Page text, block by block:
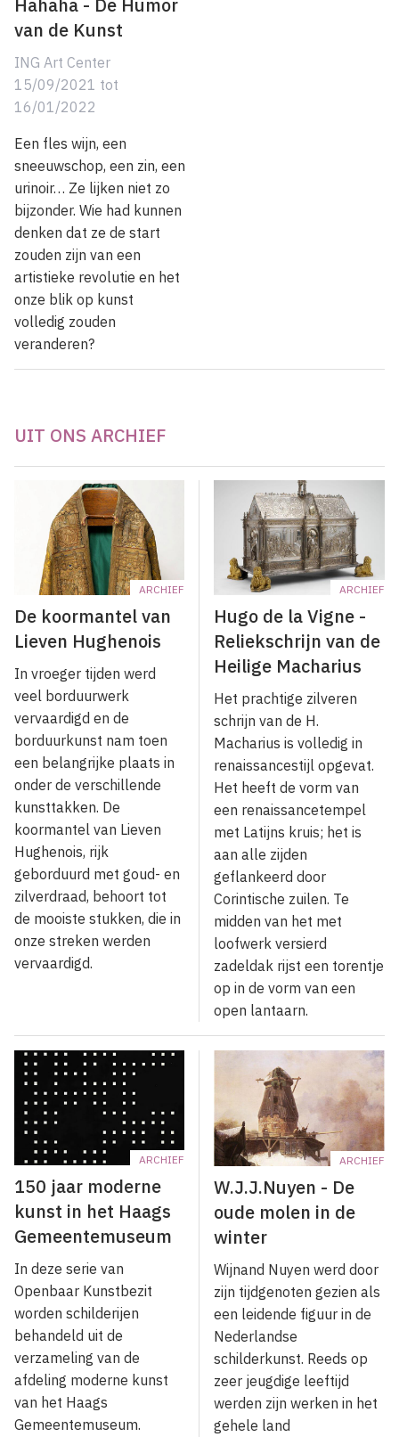
van de Kunst
ING Art Center
15/09/2021 tot
16/01/2022
Een fles wijn, een
sneeuwschop, een zin, een
urinoir… Ze lijken niet zo
bijzonder. Wie had kunnen
denken dat ze de start
zouden zijn van een
artistieke revolutie en het
onze blik op kunst
volledig zouden
veranderen?
UIT ONS ARCHIEF
ARCHIEF
De koormantel van
Lieven Hughenois
In vroeger tijden werd
veel borduurwerk
vervaardigd en de
borduurkunst nam toen
een belangrijke plaats in
onder de verschillende
kunsttakken. De
koormantel van Lieven
Hughenois, rijk
geborduurd met goud- en
zilverdraad, be­hoort tot
de mooiste stukken, die in
onze streken werden
vervaardigd.
ARCHIEF
Hugo de la Vigne -
Reliekschrijn van de
Heilige Macharius
Het prachtige zilveren
schrijn van de H.
Macharius is volledig in
renaissancestijl opgevat.
Het heeft de vorm van
een renaissancetempel
met Latijns kruis; het is
aan alle zijden
geflankeerd door
Corintische zuilen. Te
midden van het met
loofwerk versierd
zadeldak rijst een torentje
op in de vorm van een
open lantaarn.
ARCHIEF
150 jaar moderne
kunst in het Haags
Gemeentemuseum
In deze serie van
Openbaar Kunstbezit
worden schilderijen
behandeld uit de
verzameling van de
afdeling moderne kunst
van het Haags
Gemeentemuseum.
ARCHIEF
W.J.J.Nuyen - De
oude molen in de
winter
Wijnand Nuyen werd door
zijn tijdgenoten gezien als
een leidende figuur in de
Nederlandse
schilderkunst. Reeds op
zeer jeugdige leeftijd
werden zijn werken in het
gehele land